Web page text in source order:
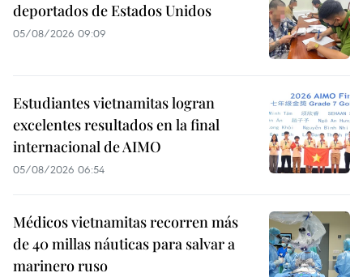
deportados de Estados Unidos
05/08/2026 09:09
Estudiantes vietnamitas logran
excelentes resultados en la final
internacional de AIMO
05/08/2026 06:54
Médicos vietnamitas recorren más
de 40 millas náuticas para salvar a
marinero ruso